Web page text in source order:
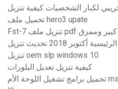
تحميل ملف hero3 upate
Fst-7 تنزيل ملف pdf كبير وممزق
تنزيل oem slp windows 10
كيفية تنزيل تعديل البلورات
تحميل برامج تشغيل اللوحة الأم msi لنظام التشغيل windows xp